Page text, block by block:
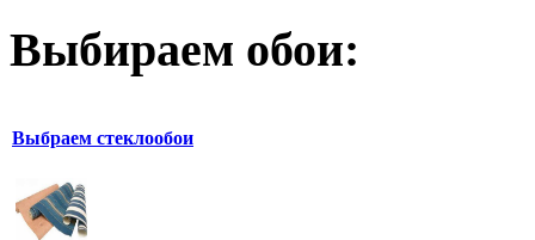
Выбираем обои:
Выбраем стеклообои